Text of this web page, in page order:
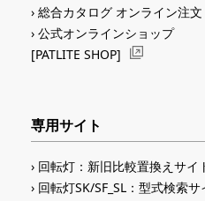
総合カタログ オンライン注文
公式オンラインショップ
[PATLITE SHOP]
専用サイト
回転灯：新旧比較置換えサイ
回転灯SK/SF_SL：型式検索サ